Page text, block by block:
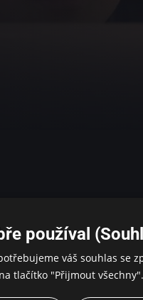
používal
váš souhlas se
tlačítko "Přijmout všechny".